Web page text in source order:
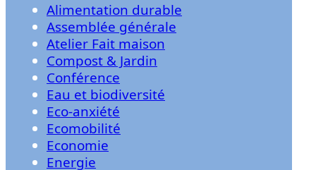
Alimentation durable
Assemblée générale
Atelier Fait maison
Compost & Jardin
Conférence
Eau et biodiversité
Eco-anxiété
Ecomobilité
Economie
Energie